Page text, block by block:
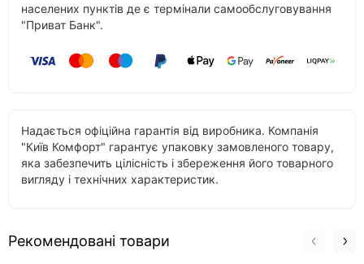
населених пунктів де є термінали самообслуговування
"Приват Банк".
Надається офіційна гарантія від виробника. Компанія
"Київ Комфорт" гарантує упаковку замовленого товару,
яка забезпечить цілісність і збереження його товарного
вигляду і технічних характеристик.
Рекомендовані товари